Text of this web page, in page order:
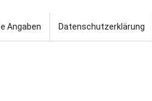
Angaben Datenschutzerklärung